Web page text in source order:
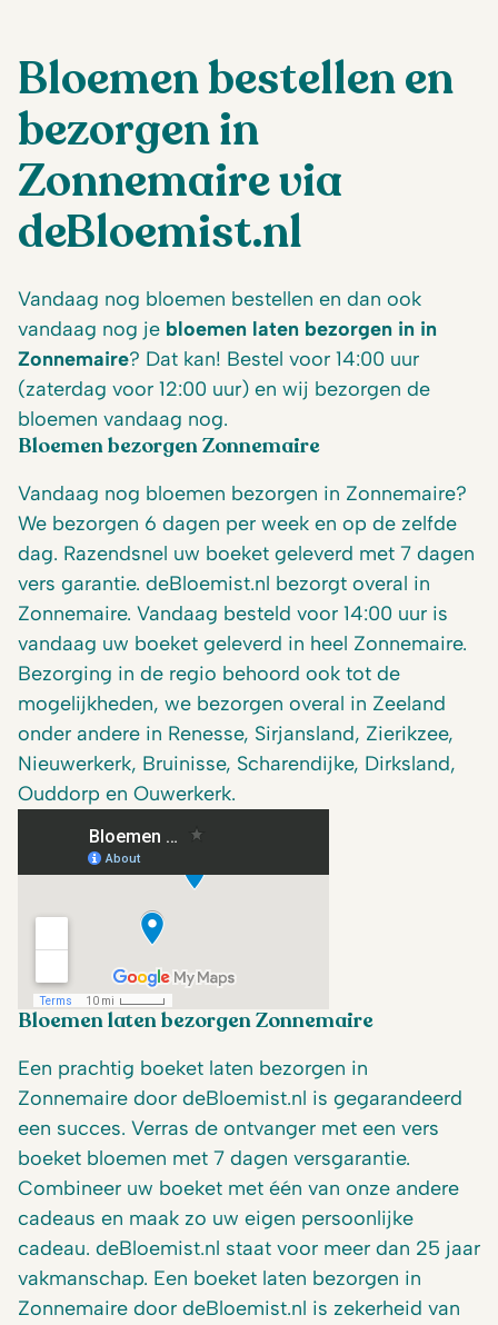
Bloemen bestellen en
bezorgen in
Zonnemaire via
deBloemist.nl
Vandaag nog bloemen bestellen en dan ook
vandaag nog je bloemen laten bezorgen in in
Zonnemaire? Dat kan! Bestel voor 14:00 uur
(zaterdag voor 12:00 uur) en wij bezorgen de
bloemen vandaag nog.
Bloemen bezorgen Zonnemaire
Vandaag nog bloemen bezorgen in Zonnemaire?
We bezorgen 6 dagen per week en op de zelfde
dag. Razendsnel uw boeket geleverd met 7 dagen
vers garantie. deBloemist.nl bezorgt overal in
Zonnemaire. Vandaag besteld voor 14:00 uur is
vandaag uw boeket geleverd in heel Zonnemaire.
Bezorging in de regio behoord ook tot de
mogelijkheden, we bezorgen overal in Zeeland
onder andere in Renesse, Sirjansland, Zierikzee,
Nieuwerkerk, Bruinisse, Scharendijke, Dirksland,
Ouddorp en Ouwerkerk.
Bloemen laten bezorgen Zonnemaire
Een prachtig boeket laten bezorgen in
Zonnemaire door deBloemist.nl is gegarandeerd
een succes. Verras de ontvanger met een vers
boeket bloemen met 7 dagen versgarantie.
Combineer uw boeket met één van onze andere
cadeaus en maak zo uw eigen persoonlijke
cadeau. deBloemist.nl staat voor meer dan 25 jaar
vakmanschap. Een boeket laten bezorgen in
Zonnemaire door deBloemist.nl is zekerheid van